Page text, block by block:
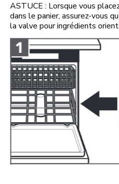
ASTUCE : Lorsque vous
dans le panier, assurez-vous
la valve pour ingrédients